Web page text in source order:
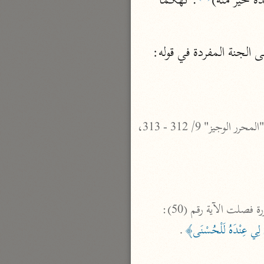
نحو مجلد
السعدي (١٣٧٦ هـ)
نحو ٣ مجلدات
تفسير القرآن الكريم
ابن عثيمين (١٤٢١ هـ)
المفردة في قوله:
الآية رقم (50):
لِي عِنْدَهُ لَلْحُسْنَى﴾.